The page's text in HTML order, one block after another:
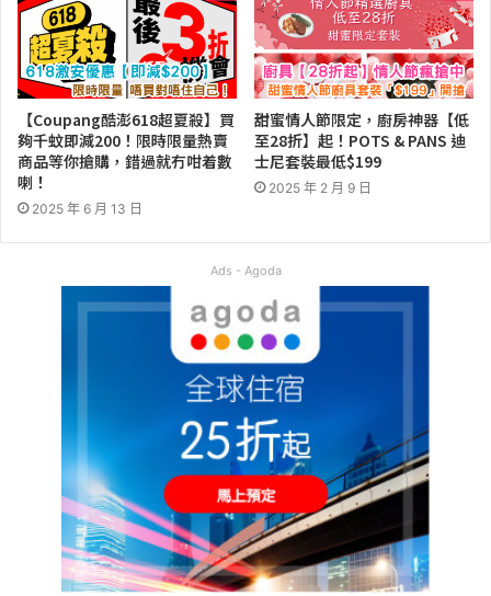
【Coupang酷澎618超夏殺】買
夠千蚊即減200！限時限量熱賣
商品等你搶購，錯過就冇咁着數
喇！
2025 年 6 月 13 日
甜蜜情人節限定，廚房神器【低
至28折】起！POTS & PANS 迪
士尼套裝最低$199
2025 年 2 月 9 日
Ads - Agoda